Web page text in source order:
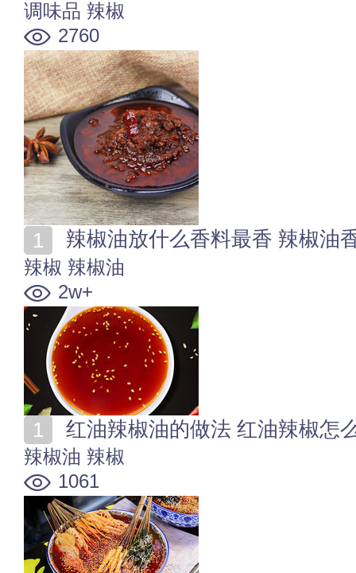
调味品 辣椒
2760
辣椒油放什么香料最香 辣椒油
辣椒 辣椒油
2w+
红油辣椒油的做法 红油辣椒怎
辣椒油 辣椒
1061